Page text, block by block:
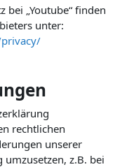
„Youtube“ finden
unter:
rechtlichen
unserer
z.B. bei